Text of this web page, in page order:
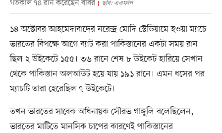
গতকাল ৭৪ রান করেছেন বাবর ছবি: এএফপি
১৪ অক্টোবর আহমেদাবাদের নরেন্দ্র মোদি স্টেডিয়ামে হওয়া ম্যাচে
ভারতের বিপক্ষে আগে ব্যাট করা পাকিস্তানের একটা সময় রান
ছিল ২ উইকেটে ১৫৫। ৩৬ রানে শেষ ৮ উইকেট হারিয়ে সেখান
থেকে পাকিস্তান অলআউট হয়ে যায় ১৯১ রানে। এমন ধসের পর
ম্যাচটি তারা হেরেছিল ৭ উইকেটে।
তখন ভারতের সাবেক অধিনায়ক সৌরভ গাঙ্গুলি বলেছিলেন,
ভারতের মাটিতে মানসিক চাপের কারণেই পাকিস্তানের